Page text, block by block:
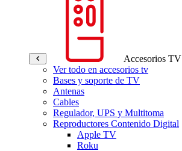
Accesorios TV
Ver todo en accesorios tv
Bases y soporte de TV
Antenas
Cables
Regulador, UPS y Multitoma
Reproductores Contenido Digital
Apple TV
Roku